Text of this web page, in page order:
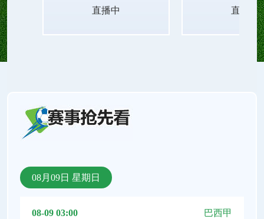
直播中 直播中
08月09日 星期日
08-09 03:00 巴西甲